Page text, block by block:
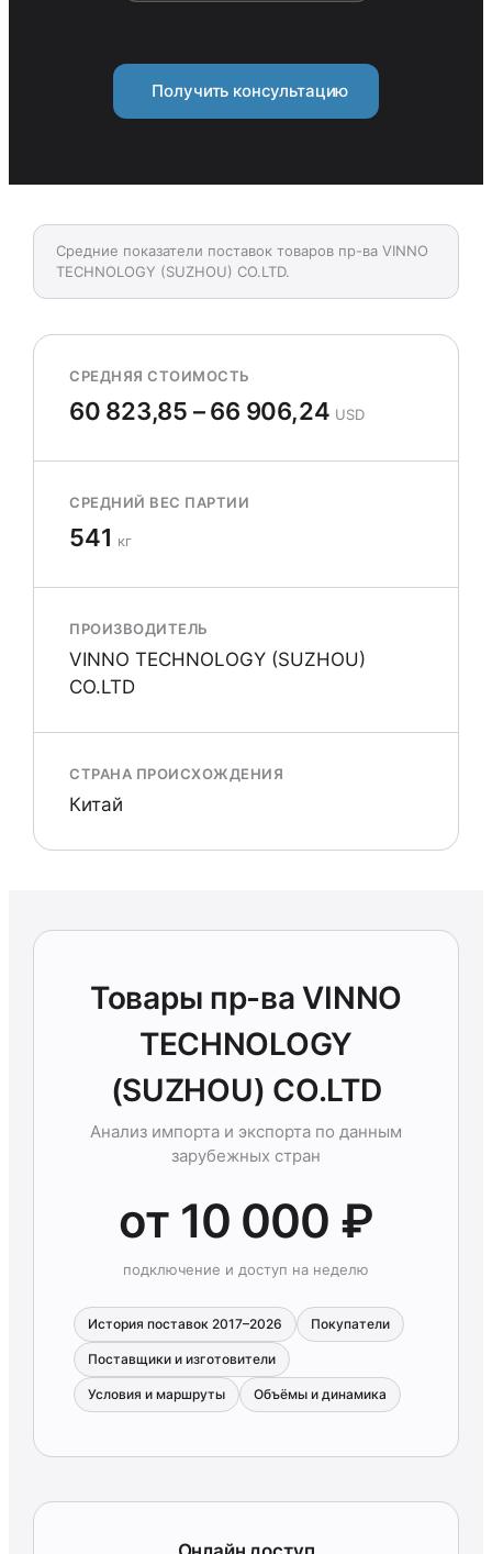
Получить консультацию
Средние показатели поставок товаров пр-ва VINNO
TECHNOLOGY (SUZHOU) CO.LTD.
СРЕДНЯЯ СТОИМОСТЬ
60 823,85 – 66 906,24 USD
СРЕДНИЙ ВЕС ПАРТИИ
541 кг
ПРОИЗВОДИТЕЛЬ
VINNO TECHNOLOGY (SUZHOU)
CO.LTD
СТРАНА ПРОИСХОЖДЕНИЯ
Китай
Товары пр-ва VINNO
TECHNOLOGY
(SUZHOU) CO.LTD
Анализ импорта и экспорта по данным
зарубежных стран
от 10 000 ₽
подключение и доступ на неделю
История поставок 2017–2026 Покупатели
Поставщики и изготовители
Условия и маршруты Объёмы и динамика